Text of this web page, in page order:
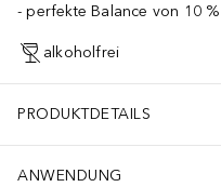
perfekte Balance von 10
alkoholfrei
PRODUKTDETAILS
ANWENDUNG